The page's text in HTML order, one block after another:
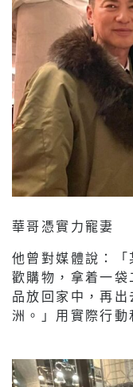
華哥憑實力寵妻
他曾對媒體說：
歡購物，拿着一袋
品放回家中，再
洲。」用實際行動